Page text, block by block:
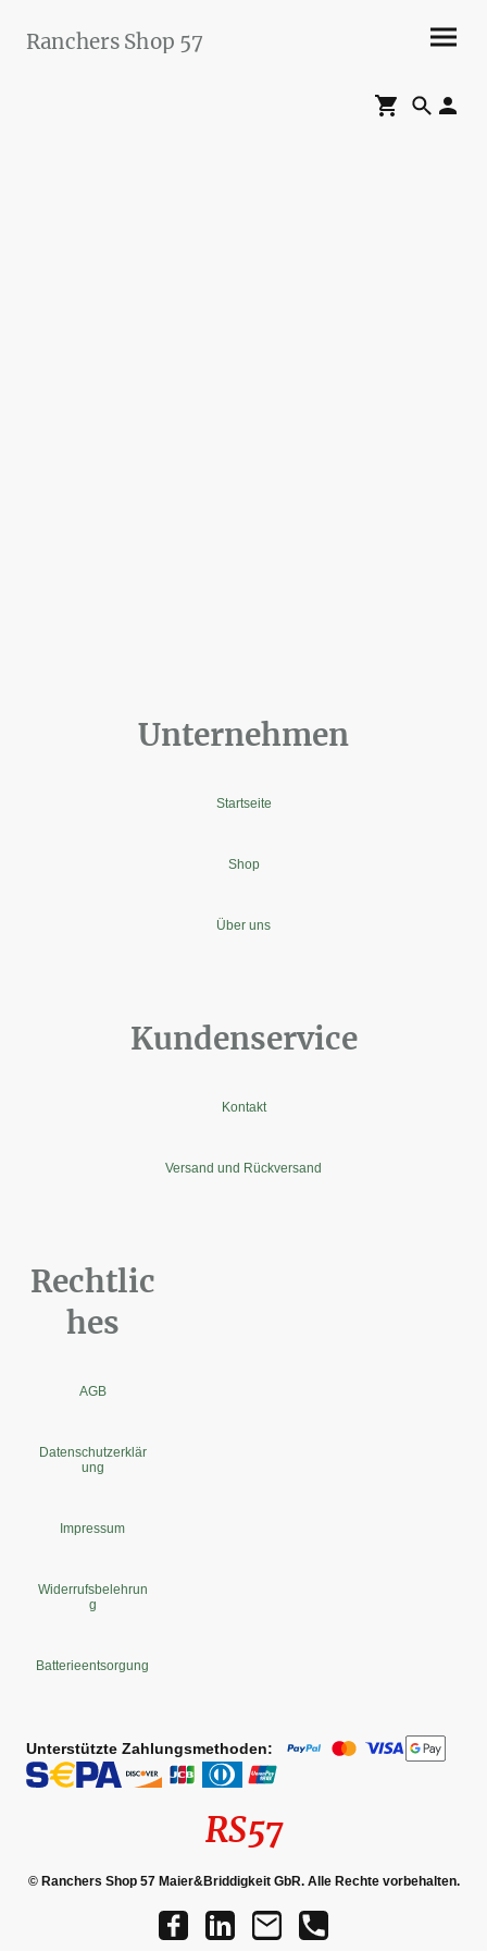
Ranchers Shop 57
Unternehmen
Startseite
Shop
Über uns
Kundenservice
Kontakt
Versand und Rückversand
Rechtlic
hes
AGB
Datenschutzerklär
ung
Impressum
Widerrufsbelehrun
g
Batterieentsorgung
Unterstützte Zahlungsmethoden:
RS57
© Ranchers Shop 57 Maier&Briddigkeit GbR. Alle Rechte vorbehalten.